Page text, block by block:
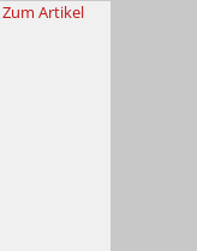
Zum Artikel